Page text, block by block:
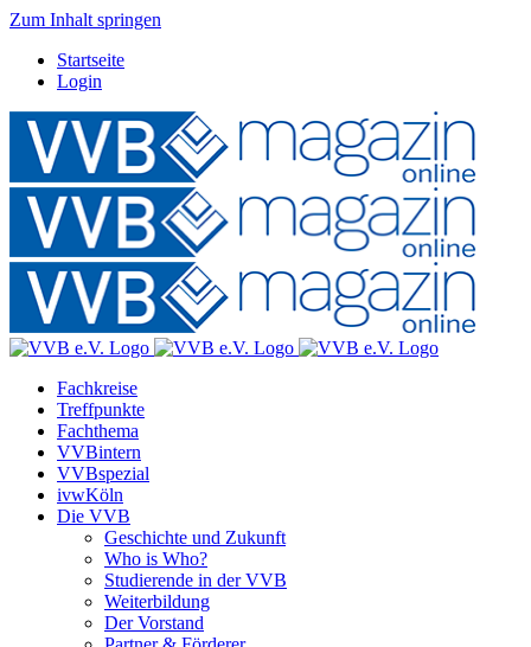
Zum Inhalt springen
Startseite
Login
Fachkreise
Treffpunkte
Fachthema
VVBintern
VVBspezial
ivwKöln
Die VVB
Geschichte und Zukunft
Who is Who?
Studierende in der VVB
Weiterbildung
Der Vorstand